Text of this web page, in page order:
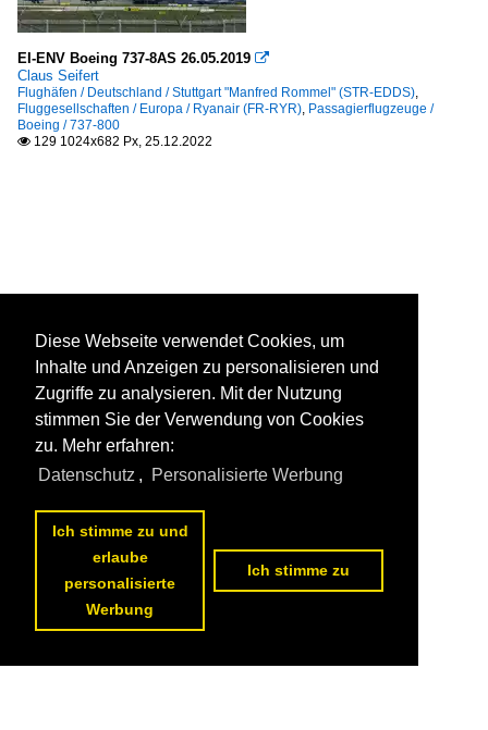
EI-ENV Boeing 737-8AS 26.05.2019 
Claus Seifert
Flughäfen / Deutschland / Stuttgart "Manfred Rommel" (STR-EDDS),
Fluggesellschaften / Europa / Ryanair (FR-RYR), Passagierflugzeuge /
Boeing / 737-800
 129 1024x682 Px, 25.12.2022
Diese Webseite verwendet Cookies, um
Inhalte und Anzeigen zu personalisieren und
Zugriffe zu analysieren. Mit der Nutzung
stimmen Sie der Verwendung von Cookies
zu. Mehr erfahren:
Datenschutz , Personalisierte Werbung
Ich stimme zu und
erlaube
personalisierte
Werbung
Ich stimme zu